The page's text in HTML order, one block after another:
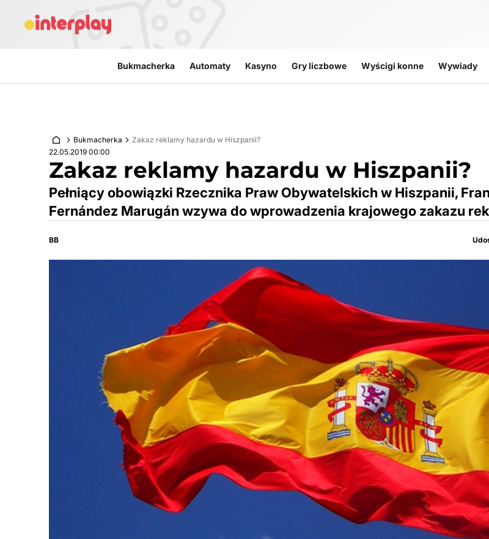
Bukmacherka Automaty Kasyno Gry liczbowe Wyścigi konne Wywiady
Bukmacherka
Zakaz reklamy hazardu w Hiszpanii?
22.05.2019 00:00
Zakaz reklamy hazardu w Hiszpanii?
Pełniący obowiązki Rzecznika Praw Obywatelskich w Hiszpanii,
Fernández Marugán wzywa do wprowadzenia krajowego zakazu
BB